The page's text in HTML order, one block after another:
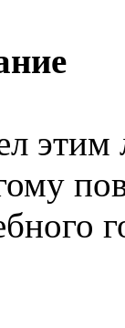
этим